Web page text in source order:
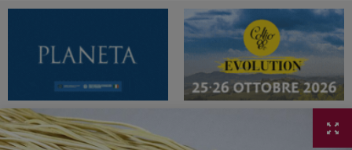
DICONO DI NOI
WINENEWS TV